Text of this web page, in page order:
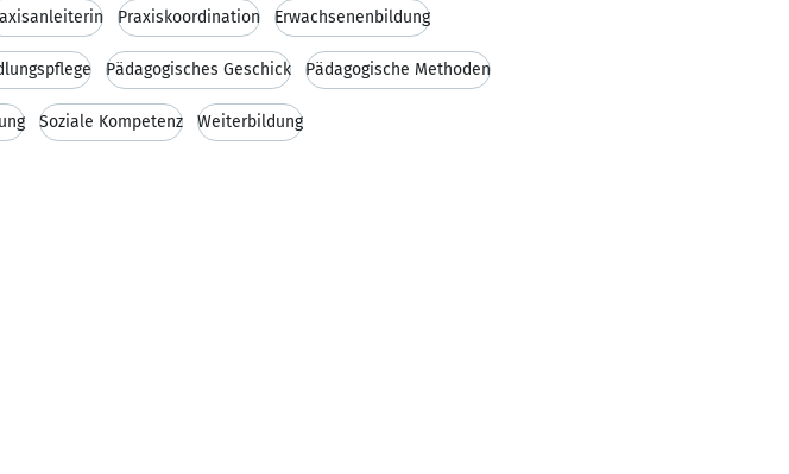
Praxiskoordination Erwachsenenbildung
Pädagogisches Geschick Pädagogische Methoden
Soziale Kompetenz Weiterbildung